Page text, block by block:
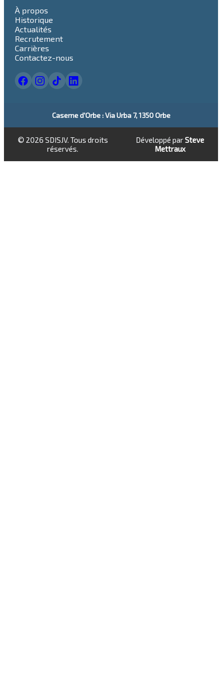
À propos
Historique
Actualités
Recrutement
Carrières
Contactez-nous
Caserne d'Orbe: Via Urba 7, 1350 Orbe
© 2026 SDISJV. Tous droits
réservés.
Développé parSteve
Mettraux